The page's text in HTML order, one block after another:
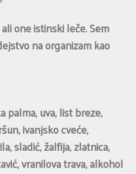
one istinski leče. Sem
na organizam kao
palma, uva, list breze,
ivanjsko cveće,
sladić, žalfija, zlatnica,
vranilova trava, alkohol